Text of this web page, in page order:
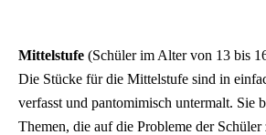
Mittelstufe (Schüler im Alter von 13 bis
Die Stücke für die Mittelstufe sind in
verfasst und pantomimisch untermalt. Sie
Themen, die auf die Probleme der Schüler